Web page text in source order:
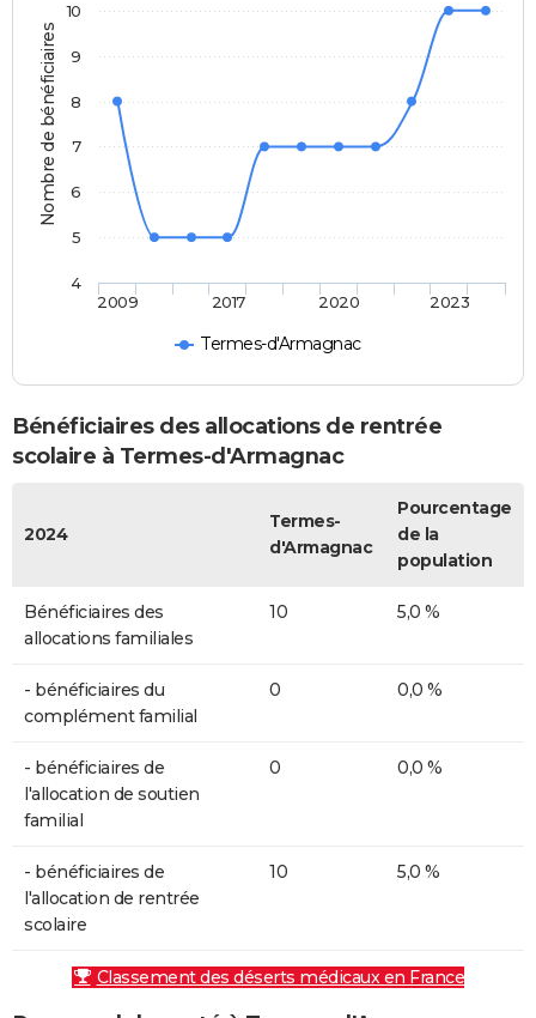
Nombre de bénéficiaires
Termes-d'Armagnac
2009 2017 2020 2023
4
5
6
7
8
9
10
Bénéficiaires des allocations de rentrée
scolaire à Termes-d'Armagnac
2024
Termes-
d'Armagnac
Pourcentage
de la
population
Bénéficiaires des
allocations familiales
10 5,0 %
- bénéficiaires du
complément familial
0 0,0 %
- bénéficiaires de
l'allocation de soutien
familial
0 0,0 %
- bénéficiaires de
l'allocation de rentrée
scolaire
10 5,0 %
Classement des déserts médicaux en France